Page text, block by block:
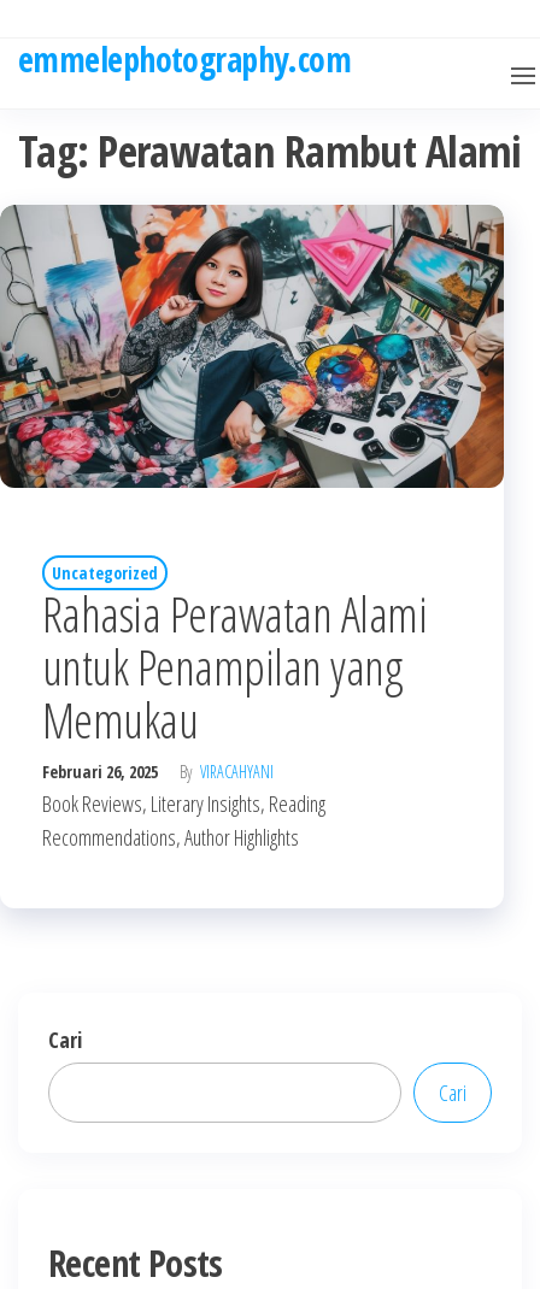
emmelephotography.com
Tag: Perawatan Rambut Alami
Uncategorized
Rahasia Perawatan Alami
untuk Penampilan yang
Memukau
Februari 26, 2025 By VIRACAHYANI
Book Reviews, Literary Insights, Reading
Recommendations, Author Highlights
Cari
Cari
Recent Posts